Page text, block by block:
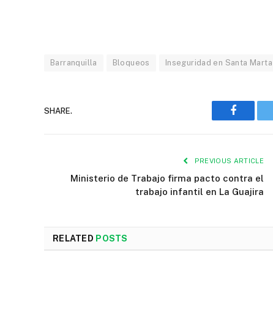
Barranquilla Bloqueos Inseguridad en Santa Marta
SHARE.
PREVIOUS ARTICLE
Ministerio de Trabajo firma pacto contra el
trabajo infantil en La Guajira
RELATED POSTS